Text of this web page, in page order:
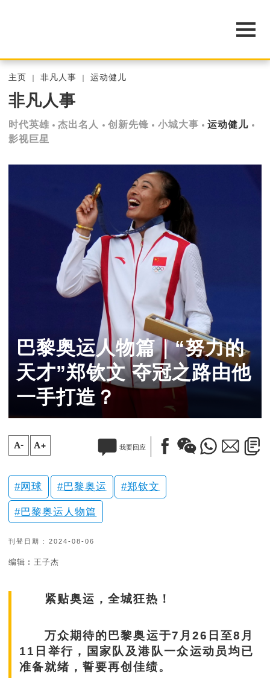
主页 非凡人事 运动健儿
非凡人事
时代英雄 杰出名人 创新先锋 小城大事
运动健儿
影视巨星
巴黎奥运人物篇｜“努力的
天才”郑钦文 夺冠之路由他
一手打造？
A- A+ 我要回应
网球 巴黎奥运 郑钦文
巴黎奥运人物篇
刊登日期 : 2024-08-06
编辑︰王子杰
紧贴奥运，全城狂热！
万众期待的巴黎奥运于7月26日至8月
11日举行，国家队及港队一众运动员均已
准备就绪，誓要再创佳绩。